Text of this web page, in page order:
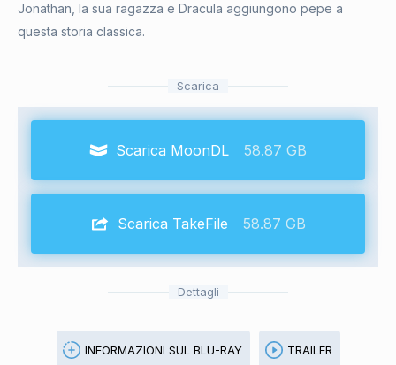
Jonathan, la sua ragazza e Dracula aggiungono pepe a
questa storia classica.
Scarica
Scarica MoonDL 58.87 GB
Scarica TakeFile 58.87 GB
Dettagli
INFORMAZIONI SUL BLU-RAY TRAILER